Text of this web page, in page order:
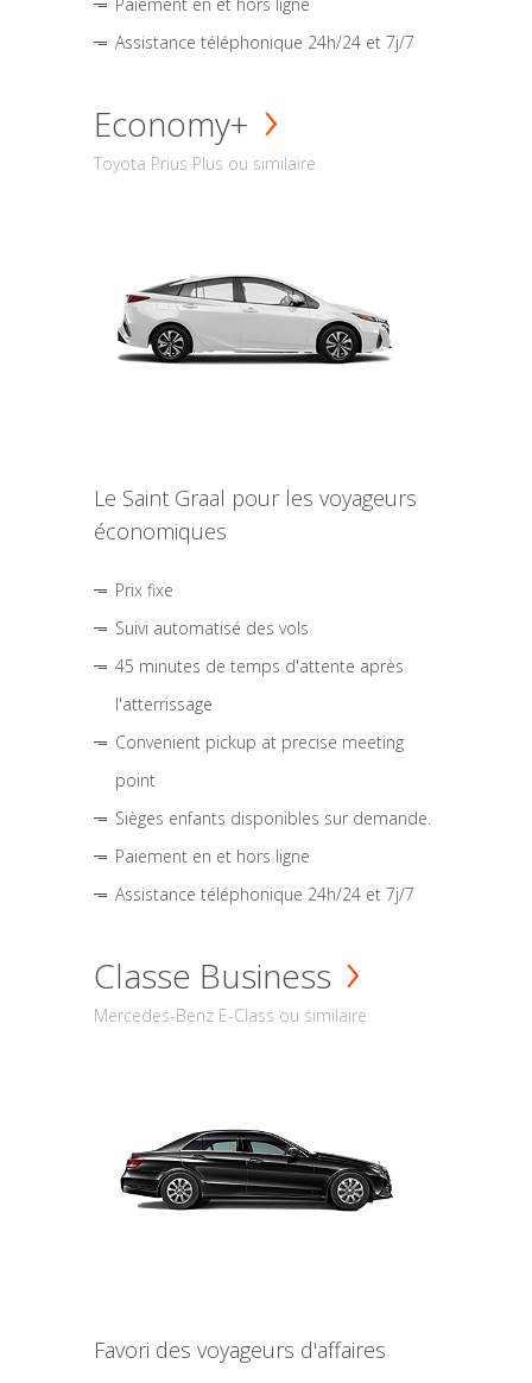
Assistance téléphonique 24h/24 et 7j/7
Economy+
Toyota Prius Plus ou similaire
Le Saint Graal pour les voyageurs
économiques
Prix fixe
Suivi automatisé des vols
45 minutes de temps d'attente après
l'atterrissage
Convenient pickup at precise meeting
point
Sièges enfants disponibles sur demande.
Paiement en et hors ligne
Assistance téléphonique 24h/24 et 7j/7
Classe Business
Mercedes-Benz E-Class ou similaire
Favori des voyageurs d'affaires